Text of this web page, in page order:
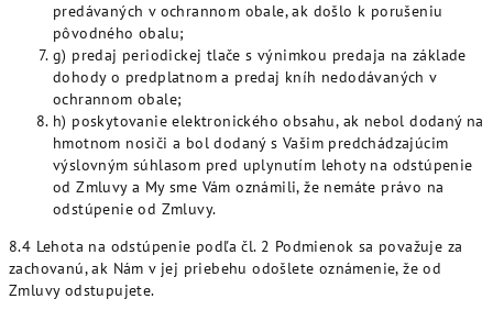
predávaných v ochrannom obale, ak došlo k porušeniu
pôvodného obalu;
g) predaj periodickej tlače s výnimkou predaja na základe
dohody o predplatnom a predaj kníh nedodávaných v
ochrannom obale;
h) poskytovanie elektronického obsahu, ak nebol dodaný na
hmotnom nosiči a bol dodaný s Vašim predchádzajúcim
výslovným súhlasom pred uplynutím lehoty na odstúpenie
od Zmluvy a My sme Vám oznámili, že nemáte právo na
odstúpenie od Zmluvy.
8.4 Lehota na odstúpenie podľa čl. 2 Podmienok sa považuje za
zachovanú, ak Nám v jej priebehu odošlete oznámenie, že od
Zmluvy odstupujete.